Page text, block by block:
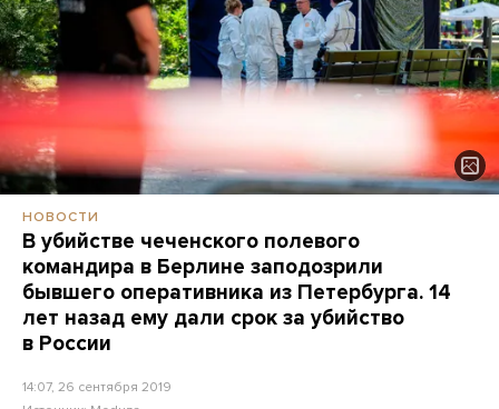
НОВОСТИ
В убийстве чеченского полевого
командира в Берлине заподозрили
бывшего оперативника из Петербурга. 14
лет назад ему дали срок за убийство
в России
14:07, 26 сентября 2019